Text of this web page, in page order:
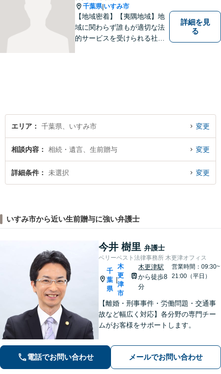
千葉県|いすみ市
【地域密着】【夷隅地域】地
域に関わらず誰もが適切な法
的サービスを受けられる社会
ています。
詳細を見
る
エリア 千葉県、いすみ市 変更
相談内容 相続・遺言、生前贈与 変更
詳細条件 未選択 変更
いすみ市から近い生前贈与に強い弁護士
今井 樹里 弁護士
ベリーベスト法律事務所 木更津オフィス
千
葉
県
|
木
更
津
市
木更津駅
から徒歩8
分
営業時間：09:30~
21:00（平日）
【離婚・刑事事件・労働問題・交通事
故など幅広く対応】各分野の専門チー
ムがお客様をサポートします。
電話でお問い合わせ メールでお問い合わせ